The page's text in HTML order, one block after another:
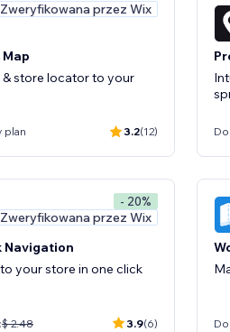
Zweryfikowana przez Wix
store locator to your
plan 3.2(12)
- 20%
Zweryfikowana przez Wix
Navigation
your store in one click
$ 2.48 3.9(6)